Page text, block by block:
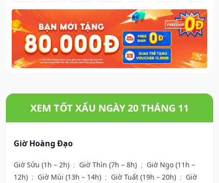
XEM TỐT XẤU NGÀY 20 THÁNG 11
Giờ Hoàng Đạo
Giờ Sửu (1h – 2h) ; Giờ Thìn (7h – 8h) ; Giờ Ngọ (11h –
12h) ; Giờ Mùi (13h – 14h) ; Giờ Tuất (19h – 20h) ; Giờ